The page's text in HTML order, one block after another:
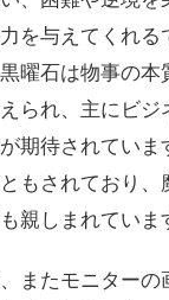
を与えてくれる
曜石は物事の本
られ、主にビジ
期待されていま
もされており、
親しまれていま
またモニターの